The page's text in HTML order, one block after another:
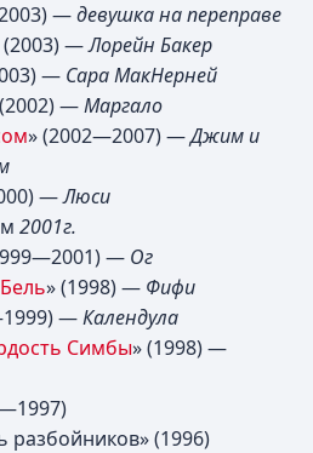
—девушка на переправе
(2003) —Лорейн Бакер
— Сара МакНерней
—Маргало
» (2002—2007) —Джим и
—Люси
2001г.
— Ог
» (1998) — Фифи
—Календула
Симбы» (1998) —
разбойников» (1996)